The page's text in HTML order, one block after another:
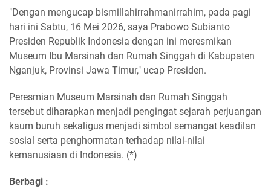
"Dengan mengucap bismillahirrahmanirrahim, pada pagi
hari ini Sabtu, 16 Mei 2026, saya Prabowo Subianto
Presiden Republik Indonesia dengan ini meresmikan
Museum Ibu Marsinah dan Rumah Singgah di Kabupaten
Nganjuk, Provinsi Jawa Timur," ucap Presiden.
Peresmian Museum Marsinah dan Rumah Singgah
tersebut diharapkan menjadi pengingat sejarah perjuangan
kaum buruh sekaligus menjadi simbol semangat keadilan
sosial serta penghormatan terhadap nilai-nilai
kemanusiaan di Indonesia. (*)
Berbagi :